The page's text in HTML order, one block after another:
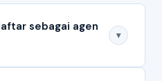
sebagai agen
▾